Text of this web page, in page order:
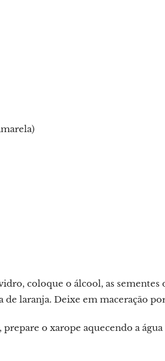
coloque o álcool, as sementes
de laranja. Deixe em maceração
o xarope aquecendo a